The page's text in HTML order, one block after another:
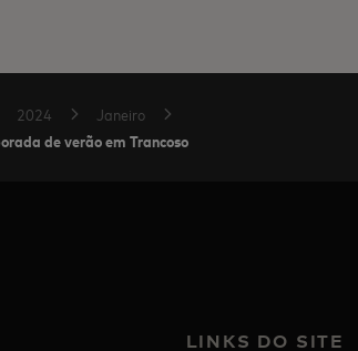
2024 Janeiro
de verão em Trancoso
LINKS DO SITE